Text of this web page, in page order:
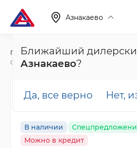
Азнакаево
Ближайший
Азнакаево?
Да, все верно Нет,
Главная Каталог
Новые
Okavango, I Рестайлинг
Geely Okavango
Флагман,
В наличии
Можно в кредит